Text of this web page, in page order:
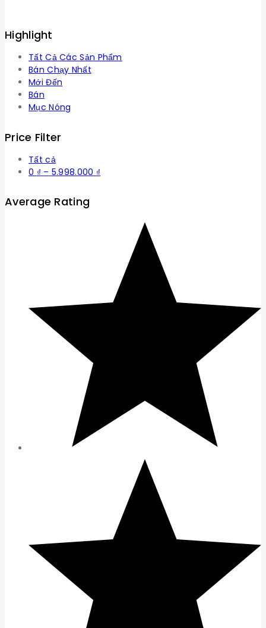
Highlight
Tất Cả Các Sản Phẩm
Bán Chạy Nhất
Mới Đến
Bán
Mục Nóng
Price Filter
Tất cả
0 ₫ – 5.998.000 ₫
5.998.000 ₫
Average Rating